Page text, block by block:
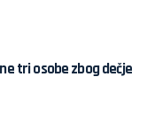
tri osobe zbog dečje